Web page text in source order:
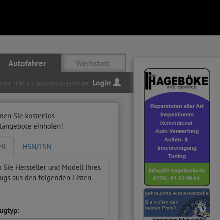
Autofahrer Werkstatt
nicht als Benutzer angemeldet. Login
Sie kostenlos
einholen!
HSN/TSN
Sie Hersteller und Modell Ihres
aus den folgenden Listen